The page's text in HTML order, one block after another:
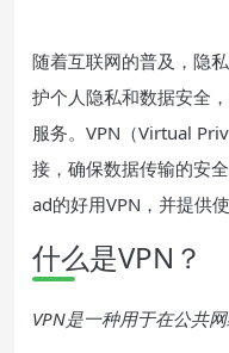
随着互联网的普及，隐
护个人隐私和数据安全
服务。VPN（Virtual
接，确保数据传输的安
ad的好用VPN，并提供
什么是VPN？
VPN是一种用于在公共